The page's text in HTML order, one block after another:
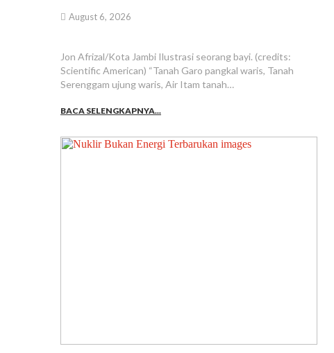
August 6, 2026
Jon Afrizal/Kota Jambi Ilustrasi seorang bayi. (credits:
Scientific American) “Tanah Garo pangkal waris, Tanah
Serenggam ujung waris, Air Itam tanah…
BACA SELENGKAPNYA...